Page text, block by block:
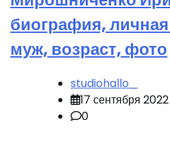
биография,
муж, возраст, фото
studiohallo_
17 сентября 2022
0